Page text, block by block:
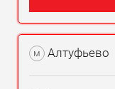
м Алтуфьево